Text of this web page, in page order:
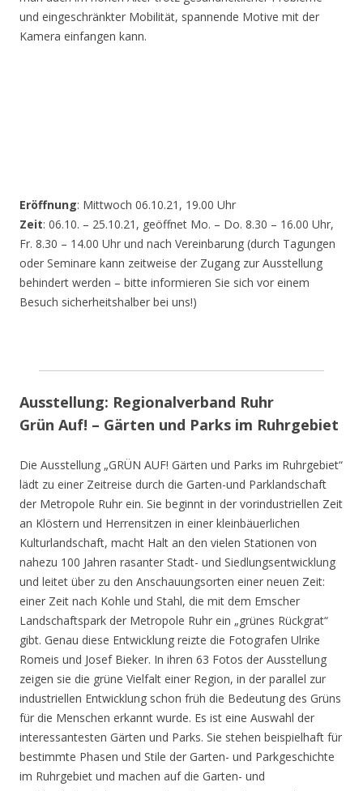
und eingeschränkter Mobilität, spannende Motive mit der
Kamera einfangen kann.
Eröffnung: Mittwoch 06.10.21, 19.00 Uhr
Zeit: 06.10. – 25.10.21, geöffnet Mo. – Do. 8.30 – 16.00 Uhr,
Fr. 8.30 – 14.00 Uhr und nach Vereinbarung (durch Tagungen
oder Seminare kann zeitweise der Zugang zur Ausstellung
behindert werden – bitte informieren Sie sich vor einem
Besuch sicherheitshalber bei uns!)
Ausstellung: Regionalverband Ruhr
Grün Auf! – Gärten und Parks im Ruhrgebiet
Die Ausstellung „GRÜN AUF! Gärten und Parks im Ruhrgebiet“
lädt zu einer Zeitreise durch die Garten-und Parklandschaft
der Metropole Ruhr ein. Sie beginnt in der vorindustriellen Zeit
an Klöstern und Herrensitzen in einer kleinbäuerlichen
Kulturlandschaft, macht Halt an den vielen Stationen von
nahezu 100 Jahren rasanter Stadt- und Siedlungsentwicklung
und leitet über zu den Anschauungsorten einer neuen Zeit:
einer Zeit nach Kohle und Stahl, die mit dem Emscher
Landschaftspark der Metropole Ruhr ein „grünes Rückgrat“
gibt. Genau diese Entwicklung reizte die Fotografen Ulrike
Romeis und Josef Bieker. In ihren 63 Fotos der Ausstellung
zeigen sie die grüne Vielfalt einer Region, in der parallel zur
industriellen Entwicklung schon früh die Bedeutung des Grüns
für die Menschen erkannt wurde. Es ist eine Auswahl der
interessantesten Gärten und Parks. Sie stehen beispielhaft für
bestimmte Phasen und Stile der Garten- und Parkgeschichte
im Ruhrgebiet und machen auf die Garten- und